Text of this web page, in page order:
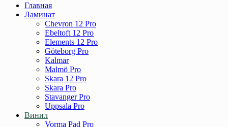
Главная
Ламинат
Chevron 12 Pro
Ebeltoft 12 Pro
Elements 12 Pro
Göteborg Pro
Kalmar
Malmö Pro
Skara 12 Pro
Skara Pro
Stavanger Pro
Uppsala Pro
Винил
Vorma Pad Pro